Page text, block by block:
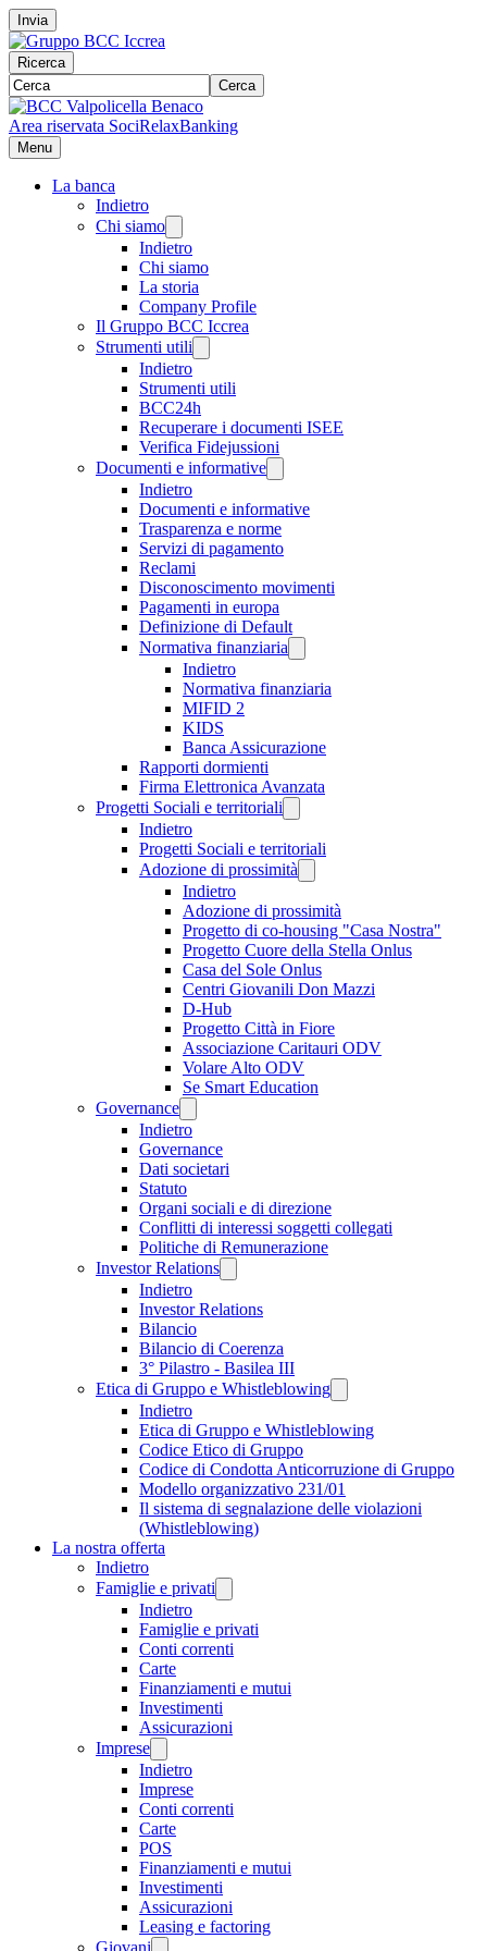
Invia
Ricerca
Cerca
Area riservata SociRelaxBanking
Menu
La banca
Indietro
Chi siamo
Indietro
Chi siamo
La storia
Company Profile
Il Gruppo BCC Iccrea
Strumenti utili
Indietro
Strumenti utili
BCC24h
Recuperare i documenti ISEE
Verifica Fidejussioni
Documenti e informative
Indietro
Documenti e informative
Trasparenza e norme
Servizi di pagamento
Reclami
Disconoscimento movimenti
Pagamenti in europa
Definizione di Default
Normativa finanziaria
Indietro
Normativa finanziaria
MIFID 2
KIDS
Banca Assicurazione
Rapporti dormienti
Firma Elettronica Avanzata
Progetti Sociali e territoriali
Indietro
Progetti Sociali e territoriali
Adozione di prossimità
Indietro
Adozione di prossimità
Progetto di co-housing "Casa Nostra"
Progetto Cuore della Stella Onlus
Casa del Sole Onlus
Centri Giovanili Don Mazzi
D-Hub
Progetto Città in Fiore
Associazione Caritauri ODV
Volare Alto ODV
Se Smart Education
Governance
Indietro
Governance
Dati societari
Statuto
Organi sociali e di direzione
Conflitti di interessi soggetti collegati
Politiche di Remunerazione
Investor Relations
Indietro
Investor Relations
Bilancio
Bilancio di Coerenza
3° Pilastro - Basilea III
Etica di Gruppo e Whistleblowing
Indietro
Etica di Gruppo e Whistleblowing
Codice Etico di Gruppo
Codice di Condotta Anticorruzione di Gruppo
Modello organizzativo 231/01
Il sistema di segnalazione delle violazioni
(Whistleblowing)
La nostra offerta
Indietro
Famiglie e privati
Indietro
Famiglie e privati
Conti correnti
Carte
Finanziamenti e mutui
Investimenti
Assicurazioni
Imprese
Indietro
Imprese
Conti correnti
Carte
POS
Finanziamenti e mutui
Investimenti
Assicurazioni
Leasing e factoring
Giovani